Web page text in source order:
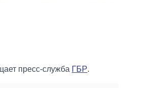
пресс-служба ГБР.